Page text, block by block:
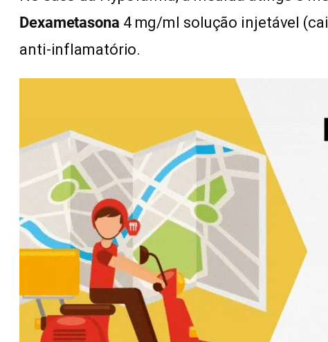
Dexametasona 4 mg/ml solução injetável
anti-inflamatório.